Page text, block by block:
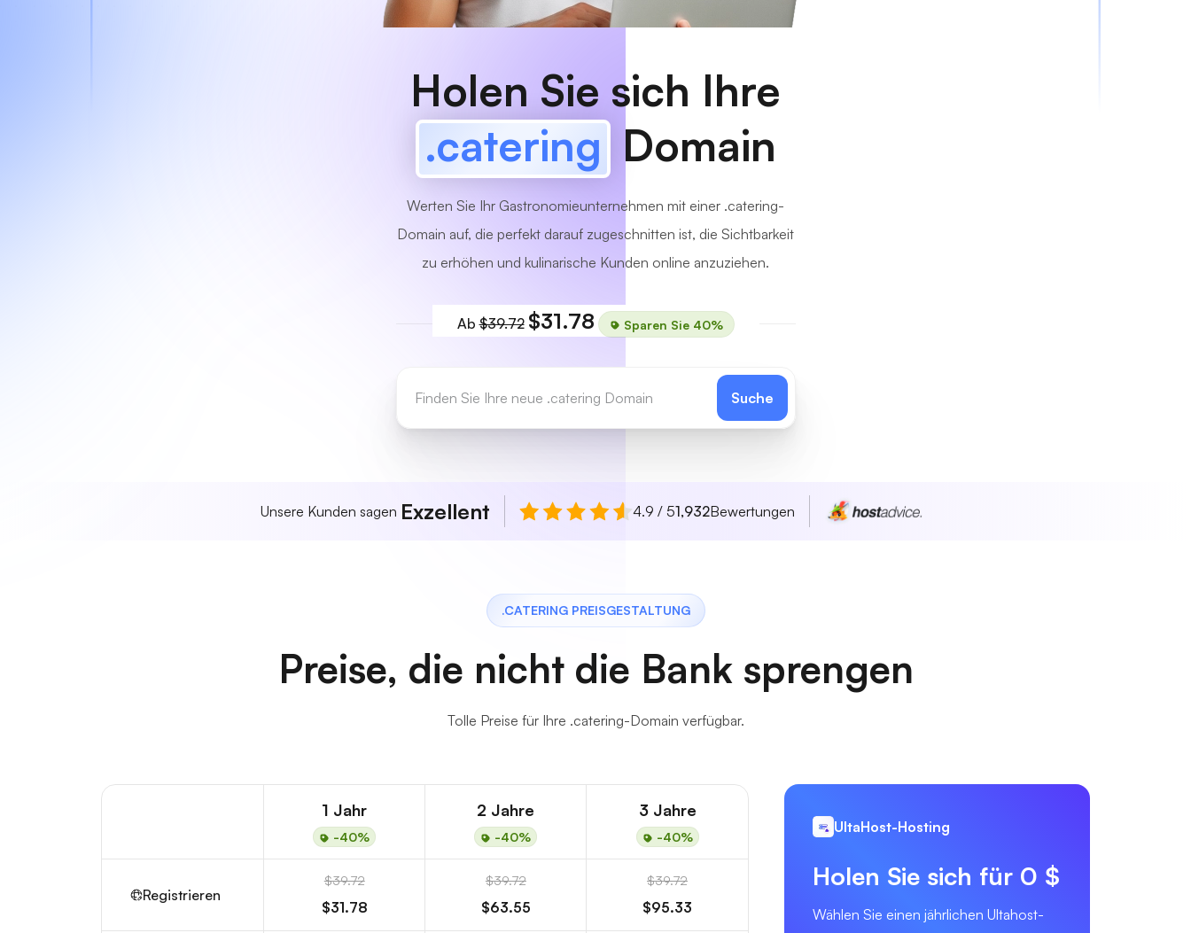
Holen Sie sich Ihre
.catering Domain
Werten Sie Ihr Gastronomieunternehmen mit einer .catering-
Domain auf, die perfekt darauf zugeschnitten ist, die Sichtbarkeit
zu erhöhen und kulinarische Kunden online anzuziehen.
Ab$39.72 $31.78 Sparen Sie 40%
Suche
Unsere Kunden sagen Exzellent 4.9 / 51,932Bewertungen
.CATERING PREISGESTALTUNG
Preise, die nicht die Bank sprengen
Tolle Preise für Ihre .catering-Domain verfügbar.
1 Jahr
-40%
2 Jahre
-40%
3 Jahre
-40%
Registrieren
$39.72
$31.78
$39.72
$63.55
$39.72
$95.33
UltaHost-Hosting
Holen Sie sich für 0 $
Wählen Sie einen jährlichen Ultahost-